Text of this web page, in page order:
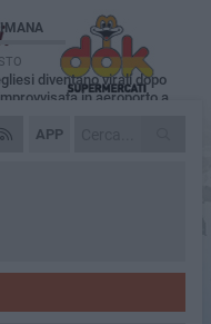
APP
diventano virali dopo
in aeroporto a
il Comune di Bisceglie
nella notte in via Dieta